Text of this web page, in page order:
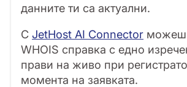
данните ти са актуални.
С JetHost AI Connector можеш
WHOIS справка с едно
прави на живо при
момента на заявката.